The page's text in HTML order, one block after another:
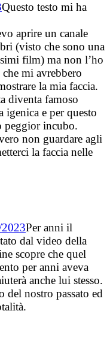
Questo testo mi ha
aprire un canale
(visto che sono una
film) ma non l’ho
mi avrebbero
la mia faccia.
diventa famoso
igenica e per questo
incubo.
non guardare agli
la faccia nelle
Per anni il
dal video della
scopre che quel
per anni aveva
anche lui stesso.
del nostro passato ed